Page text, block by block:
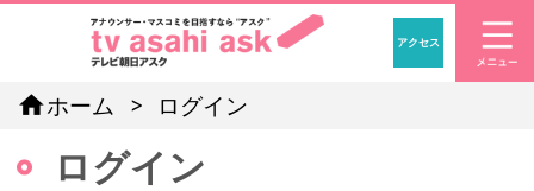
「アナウ
アクセス
homeホーム ログイン
ログイン